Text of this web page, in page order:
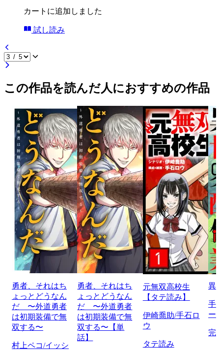
カートに追加しました
試し読み
この作品を読んだ人におすすめの作品
勇者、それはち
ょっとどうなん
だ 〜外道勇者
は初期装備で無
双する〜
村上ペコ/イッシ
勇者、それはち
ょっとどうなん
だ 〜外道勇者
は初期装備で無
双する〜【単
話】
元無双高校生
【タテ読み】
伊崎喬助/手石ロ
ウ
タテ読み
異
手
ー
完